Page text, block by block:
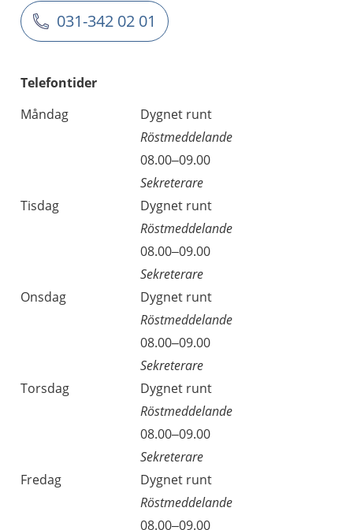
031-342 02 01
Telefontider
Måndag
Dygnet runt
Röstmeddelande
08.00–09.00
Sekreterare
Tisdag
Dygnet runt
Röstmeddelande
08.00–09.00
Sekreterare
Onsdag
Dygnet runt
Röstmeddelande
08.00–09.00
Sekreterare
Torsdag
Dygnet runt
Röstmeddelande
08.00–09.00
Sekreterare
Fredag
Dygnet runt
Röstmeddelande
08.00–09.00